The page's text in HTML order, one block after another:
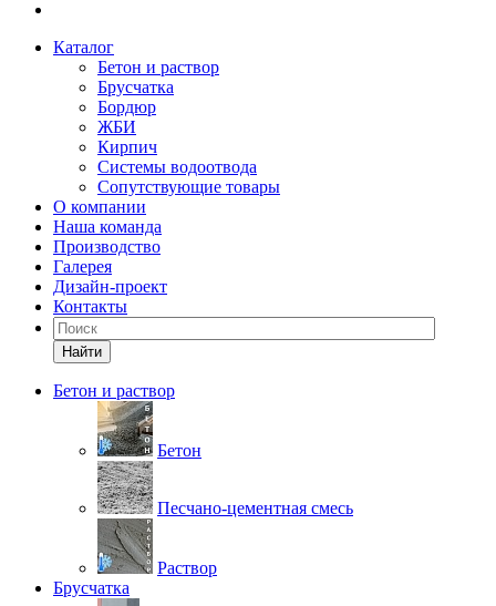
Каталог
Бетон и раствор
Брусчатка
Бордюр
ЖБИ
Кирпич
Системы водоотвода
Сопутствующие товары
О компании
Наша команда
Производство
Галерея
Дизайн-проект
Контакты
Найти
Бетон и раствор
Бетон
Песчано-цементная смесь
Раствор
Брусчатка